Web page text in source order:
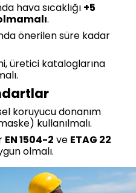
hava sıcaklığı +5
.
önerilen süre kadar
üretici kataloglarına
koruyucu donanım
kullanılmalı.
EN 1504-2 ve ETAG 22
olmalı.